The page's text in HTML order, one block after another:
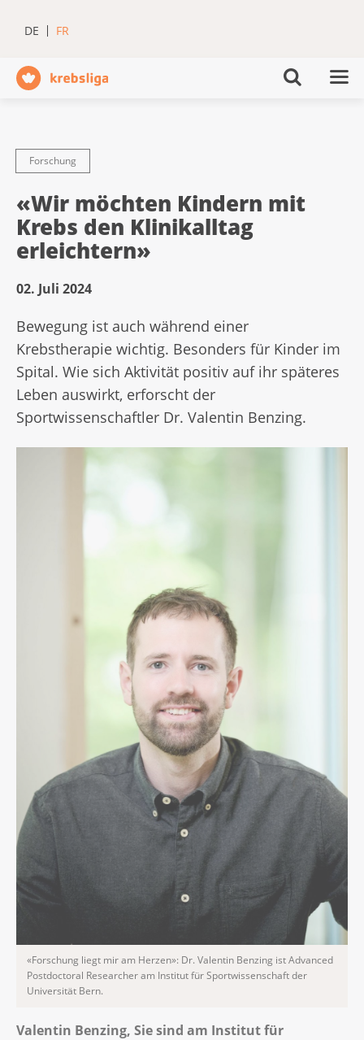
DE FR
Forschung
«Wir möchten Kindern mit
Krebs den Klinikalltag
erleichtern»
02. Juli 2024
Bewegung ist auch während einer
Krebstherapie wichtig. Besonders für Kinder im
Spital. Wie sich Aktivität positiv auf ihr späteres
Leben auswirkt, erforscht der
Sportwissenschaftler Dr. Valentin Benzing.
«Forschung liegt mir am Herzen»: Dr. Valentin Benzing ist Advanced
Postdoctoral Researcher am Institut für Sportwissenschaft der
Universität Bern.
Valentin Benzing, Sie sind am Institut für